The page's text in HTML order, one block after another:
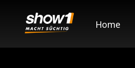
Home